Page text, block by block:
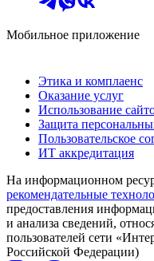
Мобильное приложение
Этика и комплаенс
Оказание услуг
Использование
Защита
Пользовательское
ИТ аккредитация
На информационном
рекомендательные
предоставления
и анализа сведений,
пользователей сети
Российской Федерации)